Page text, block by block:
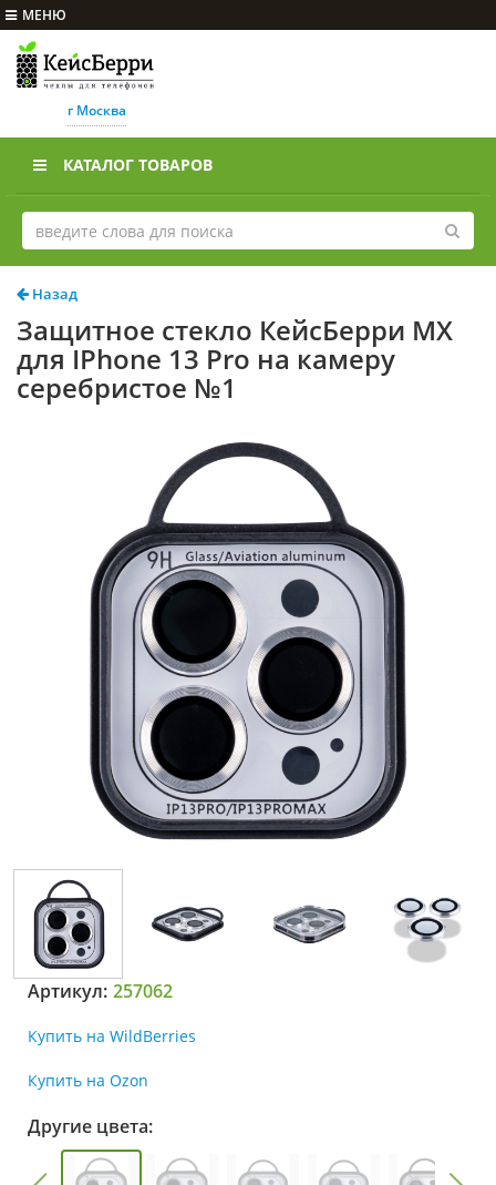
МЕНЮ
г Москва
КАТАЛОГ ТОВАРОВ
Назад
Защитное стекло КейсБерри MX
для IPhone 13 Pro на камеру
серебристое №1
Артикул: 257062
Купить на WildBerries
Купить на Ozon
Другие цвета: